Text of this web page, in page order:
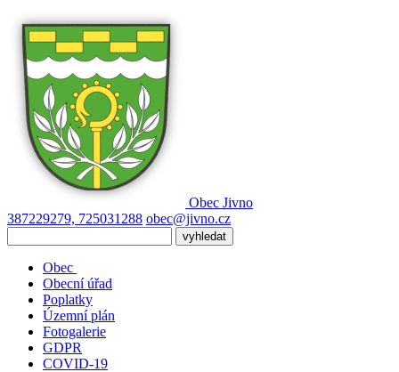
Obec Jivno
387229279, 725031288 obec@jivno.cz
Obec
Obecní úřad
Poplatky
Územní plán
Fotogalerie
GDPR
COVID-19